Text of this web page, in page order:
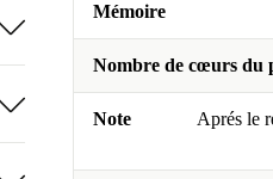
Mémoire
Nombre de cœurs du
Note
Aprés le